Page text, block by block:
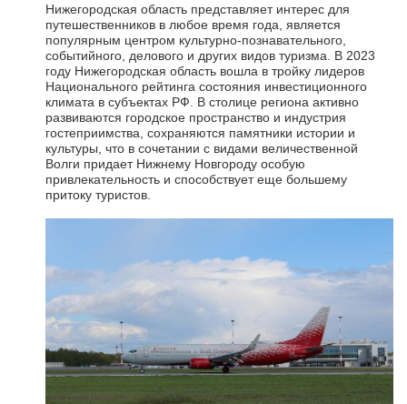
Нижегородская область представляет интерес для
путешественников в любое время года, является
популярным центром культурно-познавательного,
событийного, делового и других видов туризма. В 2023
году Нижегородская область вошла в тройку лидеров
Национального рейтинга состояния инвестиционного
климата в субъектах РФ. В столице региона активно
развиваются городское пространство и индустрия
гостеприимства, сохраняются памятники истории и
культуры, что в сочетании с видами величественной
Волги придает Нижнему Новгороду особую
привлекательность и способствует еще большему
притоку туристов.